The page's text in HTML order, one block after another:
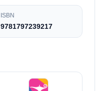
ISBN
9781797239217